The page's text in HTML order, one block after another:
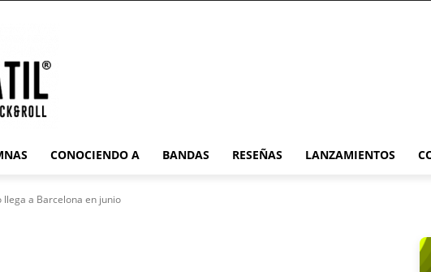
CONOCIENDO A BANDAS RESEÑAS LANZAMIENTOS
llega a Barcelona en junio